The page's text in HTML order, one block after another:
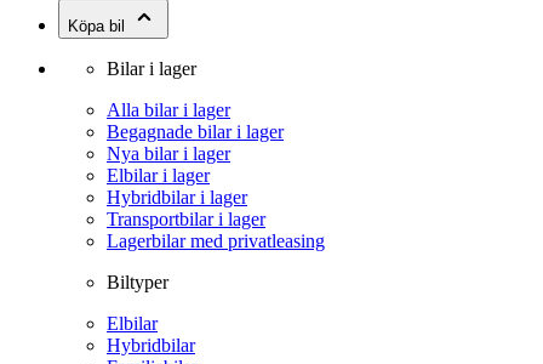
Köpa bil
Bilar i lager
Alla bilar i lager
Begagnade bilar i lager
Nya bilar i lager
Elbilar i lager
Hybridbilar i lager
Transportbilar i lager
Lagerbilar med privatleasing
Biltyper
Elbilar
Hybridbilar